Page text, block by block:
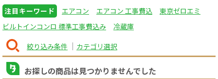
注目キーワード エアコン エアコン 工事費込
東京ゼロエミ
ビルトインコンロ 標準工事費込み
冷蔵庫
絞り込み条件 カテゴリ選択
お探しの商品は見つかりませんでした